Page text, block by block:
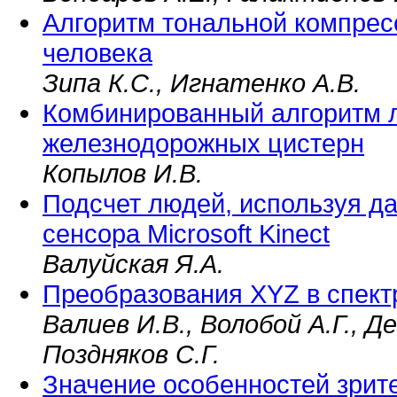
Алгоритм тональной
человека
Зипа К.С., Игнатенко А.В.
Комбинированный алгоритм
железнодорожных цистерн
Копылов И.В.
Подсчет людей, используя
сенсора Microsoft Kinect
Валуйская Я.А.
Преобразования XYZ в
Валиев И.В., Волобой А.Г.,
Поздняков С.Г.
Значение особенностей